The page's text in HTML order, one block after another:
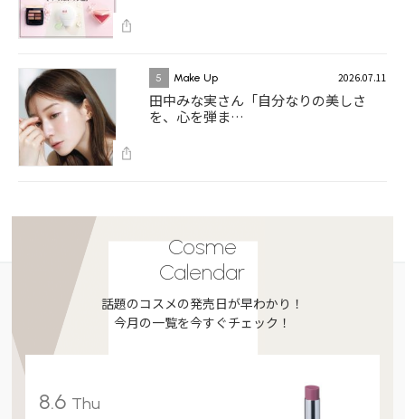
5 Make Up 2026.07.11
田中みな実さん「自分なりの美しさ
を、心を弾ま…
Cosme
Calendar
話題のコスメの発売日が早わかり！
今月の一覧を今すぐチェック！
8.6 Thu